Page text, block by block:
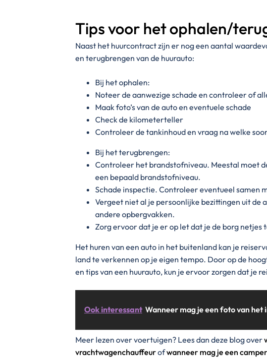
Tips voor het ophalen/
Naast het huurcontract zijn er nog een aantal
en terugbrengen van de huurauto:
Bij het ophalen:
Noteer de aanwezige schade en controleer of
Maak foto’s van de auto en eventuele schade
Check de kilometerteller
Controleer de tankinhoud en vraag na welke
Bij het terugbrengen:
Controleer het brandstofniveau. Meestal moet
een bepaald brandstofniveau.
Schade inspectie. Controleer eventueel samen
Vergeet niet al je persoonlijke bezittingen uit de
andere opbergvakken.
Zorg ervoor dat je er op let dat je de borg netjes
Het huren van een auto in het buitenland kan je
land te verkennen op je eigen tempo. Door op de
en tips van een huurauto, kun je ervoor zorgen dat je
Ook interessant Wanneer mag je een foto van
Meer lezen over voertuigen? Lees dan deze blog over
vrachtwagenchauffeurofwanneer mag je een